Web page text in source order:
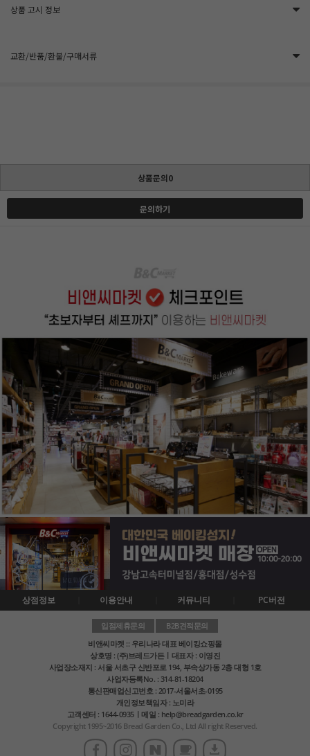
상품 고시 정보
교환/반품/환불/구매서류
상품문의0
문의하기
상점정보 이용안내 커뮤니티 PC버전
입점제휴문의
B2B견적문의
비앤씨마켓 :: 우리나라 대표 베이킹쇼핑몰
상호명 : (주)브레드가든ㅣ대표자 : 이영진
사업장소재지 : 서울 서초구 신반포로 194, 부속상가동 2층 대형 1호
사업자등록No. : 314-81-18204
통신판매업신고번호 : 2017-서울서초-0195
개인정보책임자 : 노미라
고객센터 : 1644-0935ㅣ메일 : help@breadgarden.co.kr
Copyright 1995~2016 Bread Garden Co., Ltd All right Reserved.